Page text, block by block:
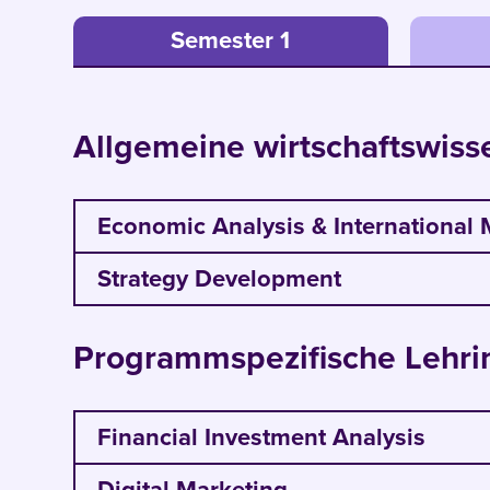
Semester 1
Allgemeine
Economic Analysis & International
Apply tools of economic analysis to
Gain critical insights into
Analyse economic forces in trade
Understand international capital
Strategy Development
Programmspezifische
Financial Investment Analysis